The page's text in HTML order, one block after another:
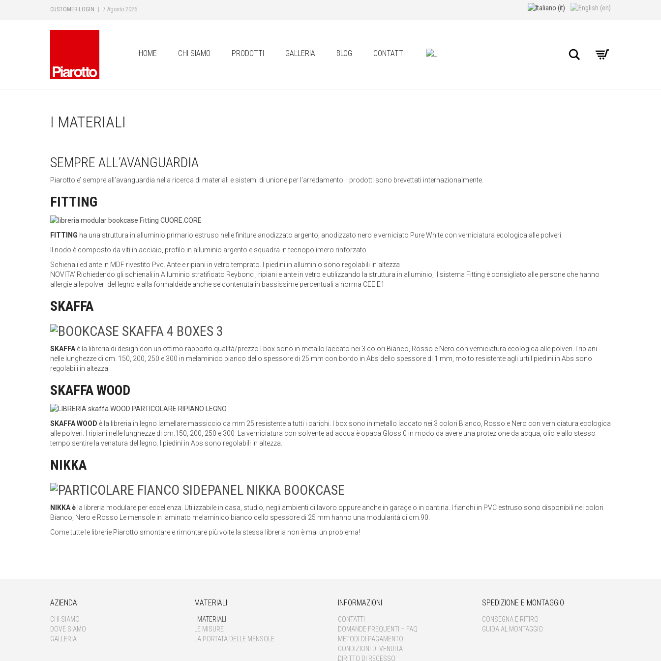
CUSTOMER LOGIN 7 Agosto 2026
HOME CHI SIAMO PRODOTTI GALLERIA BLOG CONTATTI Search
I MATERIALI
SEMPRE ALL’AVANGUARDIA
Piarotto e’ sempre all’avanguardia nella ricerca di materiali e sistemi di unione per l’arredamento. I prodotti sono brevettati internazionalmente.
FITTING
FITTING ha una struttura in alluminio primario estruso nelle finiture anodizzato argento, anodizzato nero e verniciato Pure White con verniciatura ecologica alle polveri.
Il nodo è composto da viti in acciaio, profilo in alluminio argento e squadra in tecnopolimero rinforzato.
Schienali ed ante in MDF rivestito Pvc. Ante e ripiani in vetro temprato. I piedini in alluminio sono regolabili in altezza
NOVITA’ Richiedendo gli schienali in Alluminio stratificato Reybond , ripiani e ante in vetro e utilizzando la struttura in alluminio, il sistema Fitting è consigliato alle persone che hanno
allergie alle polveri del legno e alla formaldeide anche se contenuta in bassissime percentuali a norma CEE E1
SKAFFA
SKAFFAè la libreria di design con un ottimo rapporto qualità/prezzo I box sono in metallo laccato nei 3 colori Bianco, Rosso e Nero con verniciatura ecologica alle polveri. I ripiani
nelle lunghezze di cm. 150, 200, 250 e 300 in melaminico bianco dello spessore di 25 mm con bordo in Abs dello spessore di 1 mm, molto resistente agli urti.I piedini in Abs sono
regolabili in altezza.
SKAFFA WOOD
SKAFFA WOOD è la libreria in legno lamellare massiccio da mm 25 resistente a tutti i carichi. I box sono in metallo laccato nei 3 colori Bianco, Rosso e Nero con verniciatura ecologica
alle polveri. I ripiani nelle lunghezze di cm.150, 200, 250 e 300 La verniciatura con solvente ad acqua è opaca Gloss 0 in modo da avere una protezione da acqua, olio e allo stesso
tempo sentire la venatura del legno. I piedini in Abs sono regolabili in altezza.
NIKKA
NIKKA è la libreria modulare per eccellenza. Utilizzabile in casa, studio, negli ambienti di lavoro oppure anche in garage o in cantina. I fianchi in PVC estruso sono disponibili nei colori
Bianco, Nero e Rosso Le mensole in laminato melaminico bianco dello spessore di 25 mm hanno una modularità di cm.90.
Come tutte le librerie Piarotto smontare e rimontare più volte la stessa libreria non è mai un problema!
AZIENDA
CHI SIAMO
DOVE SIAMO
GALLERIA
MATERIALI
I MATERIALI
LE MISURE
LA PORTATA DELLE MENSOLE
INFORMAZIONI
CONTATTI
DOMANDE FREQUENTI – FAQ
METODI DI PAGAMENTO
CONDIZIONI DI VENDITA
DIRITTO DI RECESSO
SPEDIZIONE E MONTAGGIO
CONSEGNA E RITIRO
GUIDA AL MONTAGGIO